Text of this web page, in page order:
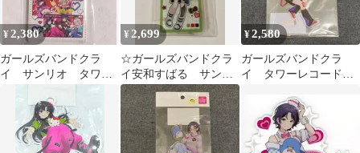
UP SHOP」
ーズ POP-UP SHOP」
¥2,380
ガールズバンドクラ
イ サンリオ タワレ
¥ 2,699
☆ガールズバンドクラ
イ安和すばる サンリ
オコラボアクリルスタ
ンド
¥2,580
ガールズバンドクラ
イ タワーレコード
タンド 井芹仁菜